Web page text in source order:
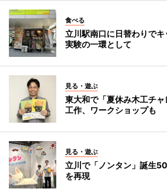
食べる
立川駅南口に日替わりで
実験の一環として
見る・遊ぶ
東大和で「夏休み木工チ
工作、ワークショップも
見る・遊ぶ
立川で「ノンタン」誕生
を再現